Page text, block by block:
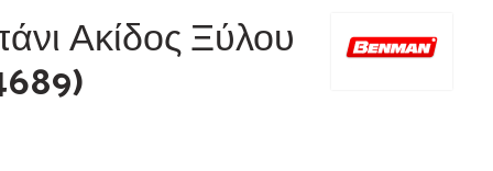
Ακίδος Ξύλου